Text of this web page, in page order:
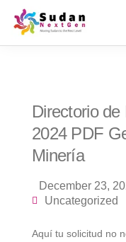
Directorio
2024 PDF
Minería
December 23,
Uncategorized
Aquí tu solicitud no